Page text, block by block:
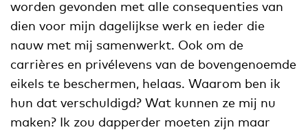
worden gevonden met alle consequenties van
dien voor mijn dagelijkse werk en ieder die
nauw met mij samenwerkt. Ook om de
carrières en privélevens van de bovengenoemde
eikels te beschermen, helaas. Waarom ben ik
hun dat verschuldigd? Wat kunnen ze mij nu
maken? Ik zou dapperder moeten zijn maar